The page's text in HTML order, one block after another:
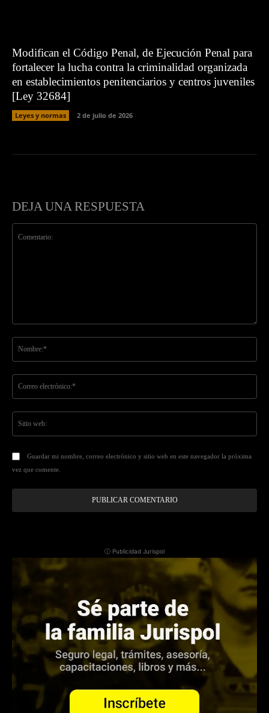
Modifican el Código Penal, de Ejecución Penal para
fortalecer la lucha contra la criminalidad organizada
en establecimientos penitenciarios y centros juveniles
[Ley 32684]
Leyes y normas 2 de julio de 2026
DEJA UNA RESPUESTA
Guardar mi nombre, correo electrónico y sitio web en este navegador la próxima
vez que comente.
ⓘ Publicidad Jurispol